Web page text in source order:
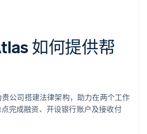
如何提供帮
贵公司搭建法律架构，助力在两个工作
完成融资、开设银行账户及接收付